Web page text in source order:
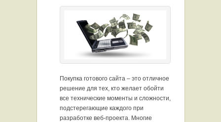
Покупка готового сайта – это отличное
решение для тех, кто желает обойти
все технические моменты и сложности,
подстерегающие каждого при
разработке веб-проекта. Многие